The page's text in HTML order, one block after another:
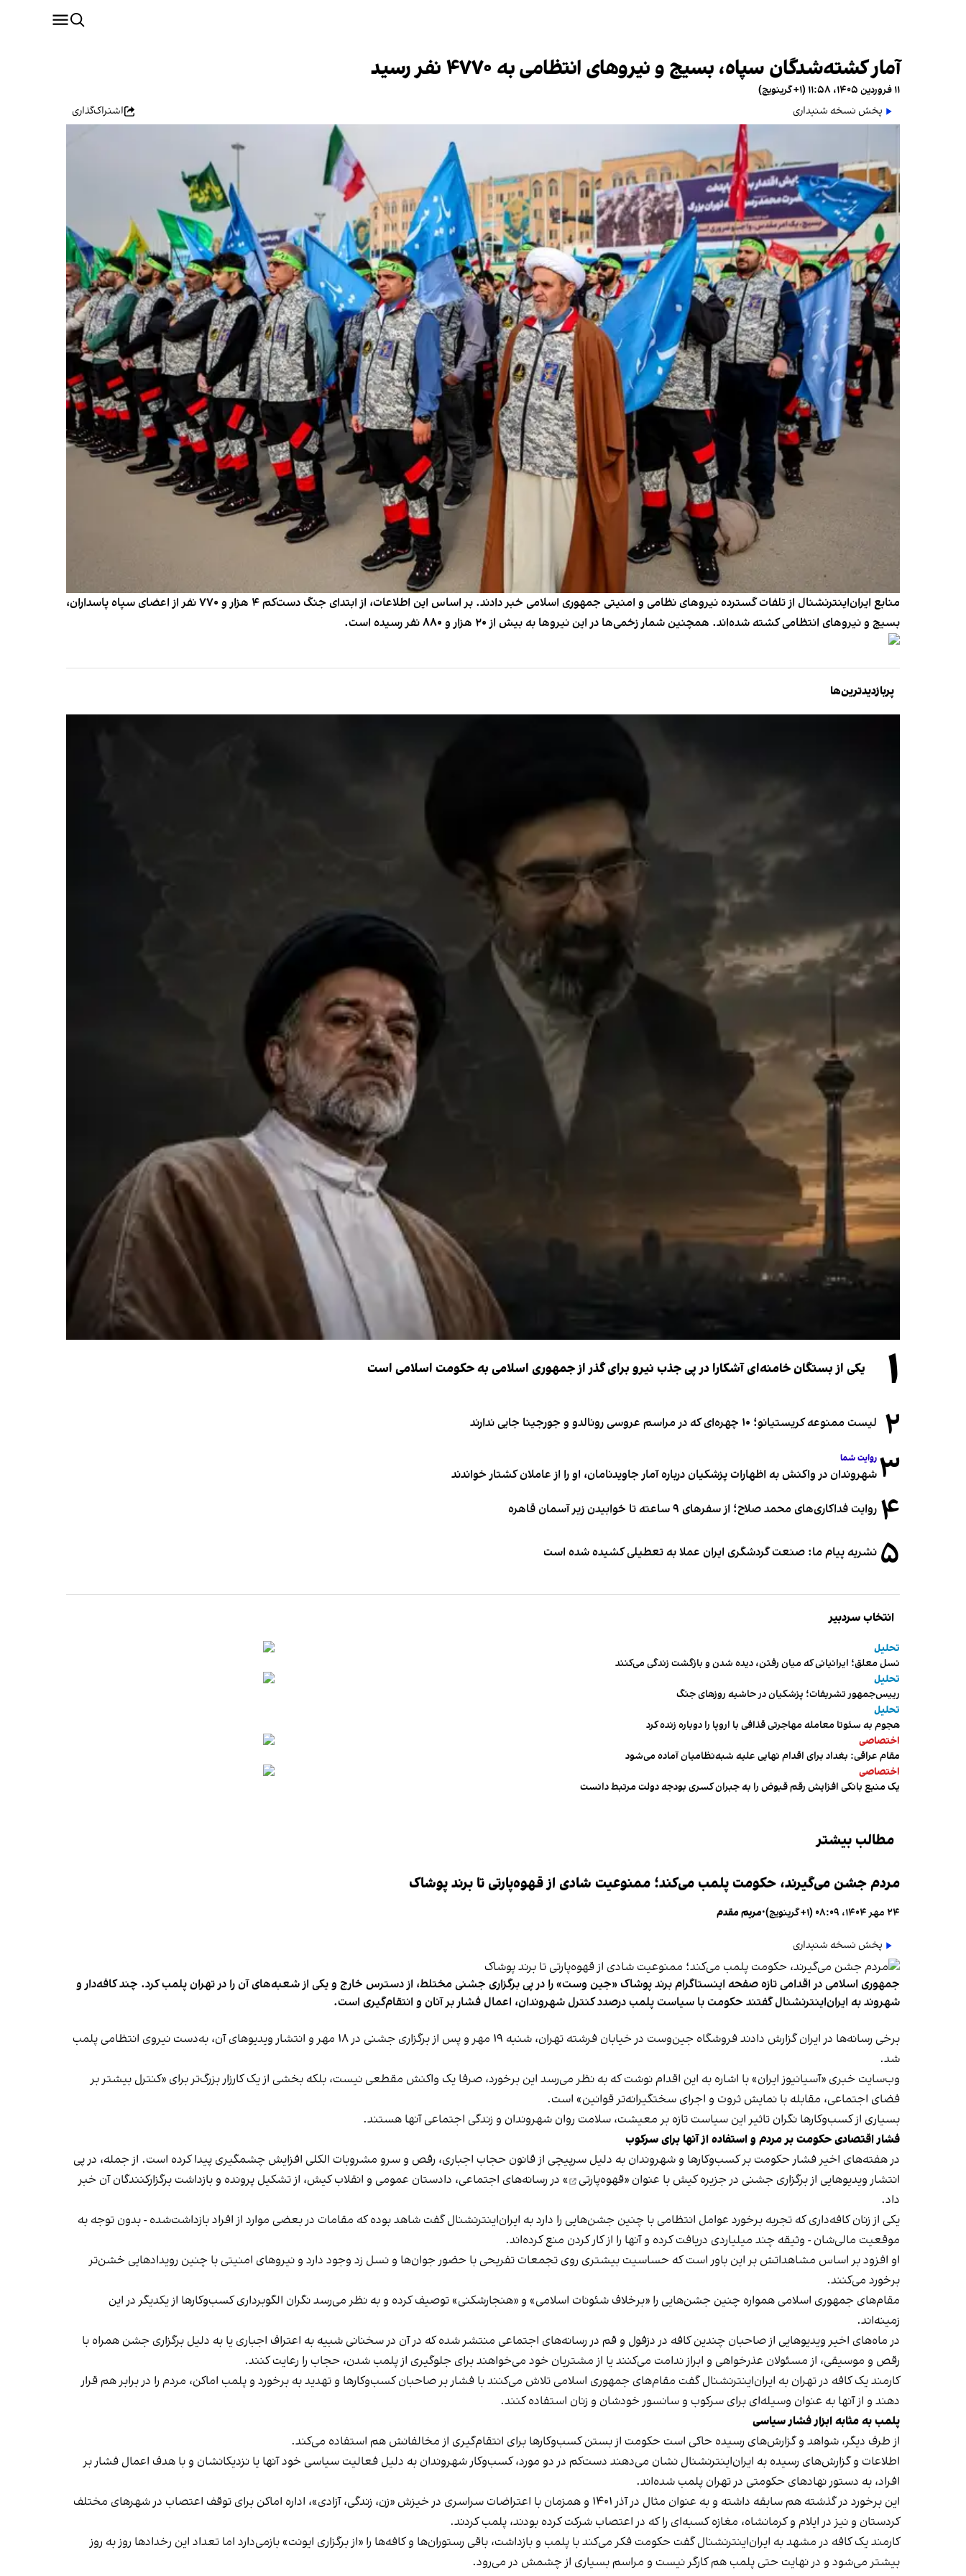
آمار کشته‌شدگان سپاه، بسیج و نیروهای انتظامی به ۴۷۷۰ نفر رسید
۱۱ فروردین ۱۴۰۵، ۱۱:۵۸ (‎+۱ گرینویچ)
پخش نسخه شنیداری
اشتراک‌گذاری
منابع ایران‌اینترنشنال از تلفات گسترده نیروهای نظامی و امنیتی جمهوری اسلامی خبر دادند. بر اساس این اطلاعات، از ابتدای جنگ دست‌کم ۴ هزار و ۷۷۰ نفر از اعضای سپاه پاسداران،
بسیج و نیروهای انتظامی کشته شده‌اند. همچنین شمار زخمی‌ها در این نیروها به بیش از ۲۰ هزار و ۸۸۰ نفر رسیده است.
پربازدیدترین‌ها
۱ یکی از بستگان خامنه‌ای آشکارا در پی جذب نیرو برای گذر از جمهوری اسلامی به حکومت اسلامی است
۲ لیست ممنوعه کریستیانو؛ ۱۰ چهره‌ای که در مراسم عروسی رونالدو و جورجینا جایی ندارند
۳ روایت شما
شهروندان در واکنش به اظهارات پزشکیان درباره آمار جاویدنامان، او را از عاملان کشتار خواندند
۴ روایت فداکاری‌های محمد صلاح؛ از سفرهای ۹ ساعته تا خوابیدن زیر آسمان قاهره
۵ نشریه پیام ما: صنعت گردشگری ایران عملا به تعطیلی کشیده شده است
انتخاب سردبیر
تحلیل
نسل معلق؛ ایرانیانی که میان رفتن، دیده شدن و بازگشت زندگی می‌کنند
تحلیل
رییس‌جمهور تشریفات؛ پزشکیان در حاشیه روزهای جنگ
تحلیل
هجوم به سئوتا معامله مهاجرتی قذافی با اروپا را دوباره زنده کرد
اختصاصی
مقام عراقی: بغداد برای اقدام نهایی علیه شبه‌نظامیان آماده می‌شود
اختصاصی
یک منبع بانکی افزایش رقم قبوض را به جبران کسری بودجه دولت مرتبط دانست
مطالب بیشتر
مردم جشن می‌گیرند، حکومت پلمب می‌کند؛ ممنوعیت شادی از قهوه‌پارتی تا برند پوشاک
۲۴ مهر ۱۴۰۴، ۰۸:۰۹ (‎+۱ گرینویچ) •مریم مقدم
پخش نسخه شنیداری
جمهوری اسلامی در اقدامی تازه صفحه اینستاگرام برند پوشاک «جین وست» را در پی برگزاری جشنی مختلط، از دسترس خارج و یکی از شعبه‌های آن را در تهران پلمب کرد. چند کافه‌‌دار و
شهروند به ایران‌اینترنشنال گفتند حکومت با سیاست پلمب درصدد کنترل شهروندان، اعمال فشار بر آنان و انتقام‌گیری است.
برخی رسانه‌ها در ایران گزارش دادند فروشگاه جین‌وست در خیابان فرشته تهران، شنبه ۱۹ مهر و پس از برگزاری جشنی در ۱۸ مهر و انتشار ویدیوهای آن، به‌دست نیروی انتظامی پلمب
شد.
وب‌سایت خبری «آسیانیوز ایران» با اشاره به این اقدام نوشت که به نظر می‌رسد این برخورد، صرفا یک واکنش مقطعی نیست، بلکه بخشی از یک کارزار بزرگ‌تر برای «کنترل بیشتر بر
فضای اجتماعی، مقابله با نمایش ثروت و اجرای سختگیرانه‌تر قوانین» است.
بسیاری از کسب‌وکارها نگران تاثیر این سیاست‌ تازه بر معیشت، سلامت روان شهروندان و زندگی اجتماعی آنها هستند.
فشار اقتصادی حکومت بر مردم و استفاده از آنها برای سرکوب
در هفته‌های اخیر فشار حکومت بر کسب‌وکارها و شهروندان به دلیل سرپیچی از قانون حجاب اجباری، رقص و سرو مشروبات الکلی افزایش چشمگیری پیدا کرده است. از جمله، در پی
انتشار ویدیوهایی از برگزاری جشنی در جزیره کیش با عنوان «قهوه‌پارتی
» در رسانه‌های اجتماعی، دادستان عمومی و انقلاب کیش، از تشکیل پرونده و بازداشت برگزارکنندگان آن خبر
داد.
یکی از زنان کافه‌داری که تجربه برخورد عوامل انتظامی با چنین جشن‌هایی را دارد به ایران‌اینترنشنال گفت شاهد بوده که مقامات در بعضی موارد از افراد بازداشت‌‌شده - بدون توجه به
موقعیت مالی‌شان - وثیقه چند میلیاردی دریافت کرده و آنها را از کار کردن منع کرده‌اند.
او افزود بر اساس مشاهداتش بر این باور است که حساسیت بیشتری روی تجمعات تفریحی با حضور جوان‌ها و نسل زد وجود دارد و نیروهای امنیتی با چنین رویدادهایی خشن‌تر
برخورد می‌کنند.
مقام‌های جمهوری اسلامی همواره چنین جشن‌هایی را «برخلاف شئونات اسلامی» و «هنجارشکنی» توصیف کرده و به نظر می‌رسد نگران الگوبرداری کسب‌وکارها از یکدیگر در این
زمینه‌اند.
در ماه‌های اخیر ویدیوهایی از صاحبان چندین کافه در دزفول و قم در رسانه‌های اجتماعی منتشر شده که در آن در سخنانی شبیه به اعتراف اجباری یا به دلیل برگزاری جشن همراه با
رقص و موسیقی، از مسئولان عذرخواهی و ابراز ندامت می‌کنند یا از مشتریان خود می‌خواهند برای جلوگیری از پلمب شدن، حجاب را رعایت کنند.
کارمند یک کافه در تهران به ایران‌اینترنشنال گفت مقام‌های جمهوری اسلامی تلاش می‌کنند با فشار بر صاحبان کسب‌وکارها و تهدید به برخورد و پلمب اماکن، مردم را در برابر هم قرار
دهند و از آنها به عنوان وسیله‌ای برای سرکوب و سانسور خودشان و زنان استفاده کنند.
پلمب به مثابه ابزار فشار سیاسی
از طرف دیگر، شواهد و گزارش‌های رسیده حاکی است حکومت از بستن کسب‌وکارها برای انتقام‌گیری از مخالفانش هم استفاده می‌کند.
اطلاعات و گزارش‌های رسیده به ایران‌اینترنشنال نشان می‌دهند دست‌کم در دو مورد، کسب‌وکار شهروندان به دلیل فعالیت سیاسی خود آنها یا نزدیکانشان و با هدف اعمال فشار بر
افراد، به دستور نهادهای حکومتی در تهران پلمب شده‌اند.
این برخورد در گذشته هم سابقه داشته و به عنوان مثال در آذر ۱۴۰۱ و همزمان با اعتراضات سراسری در خیزش «زن، زندگی، آزادی»، اداره اماکن برای توقف اعتصاب در شهرهای مختلف
کردستان و نیز در ایلام و کرمانشاه، مغازه کسبه‌ای را که در اعتصاب شرکت کرده بودند، پلمب کردند.
کارمند یک کافه در مشهد به ایران‌اینترنشنال گفت حکومت فکر می‌کند با پلمب و بازداشت، باقی رستوران‌ها و کافه‌ها را «از برگزاری ایونت» بازمی‌دارد اما تعداد این رخدادها روز به روز
بیشتر می‌شود و در نهایت حتی پلمب هم کارگر نیست و مراسم بسیاری از چشمش در می‌رود.